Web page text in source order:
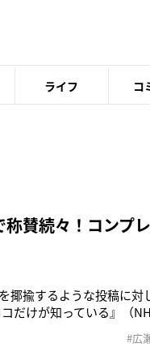
ライフ コ
賛続々！コンプ
揶揄するような投稿に対
だけが知っている』（
マックスw》と揶揄す#広